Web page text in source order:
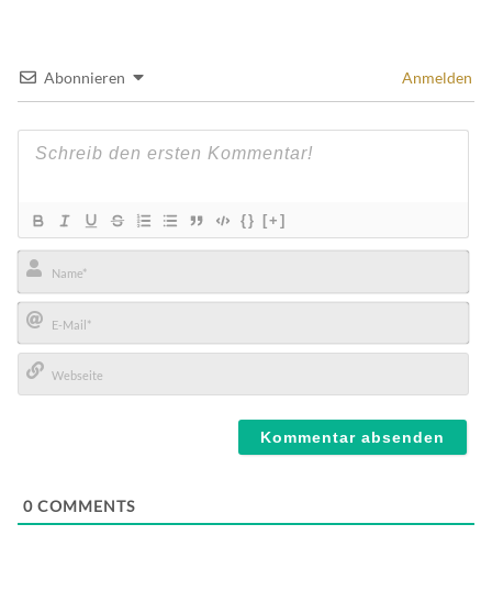
Abonnieren Anmelden
{} [+]
Name*
E-
Mail*
0 COMMENTS